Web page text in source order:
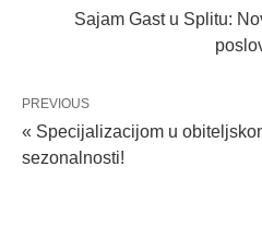
Sajam Gast u Splitu:
PREVIOUS
« Specijalizacijom u
sezonalnosti!